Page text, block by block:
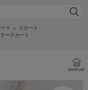
ト
スカート
ースカート